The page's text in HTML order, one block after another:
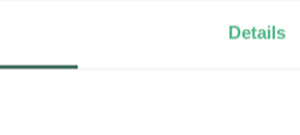
Details